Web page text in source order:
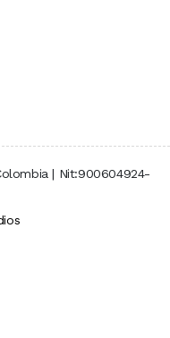
| Nit:900604924-